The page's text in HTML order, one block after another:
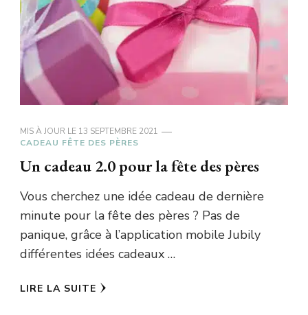
MIS À JOUR LE 13 SEPTEMBRE 2021
CADEAU FÊTE DES PÈRES
Un cadeau 2.0 pour la fête des pères
Vous cherchez une idée cadeau de dernière
minute pour la fête des pères ? Pas de
panique, grâce à l’application mobile Jubily
différentes idées cadeaux …
LIRE LA SUITE